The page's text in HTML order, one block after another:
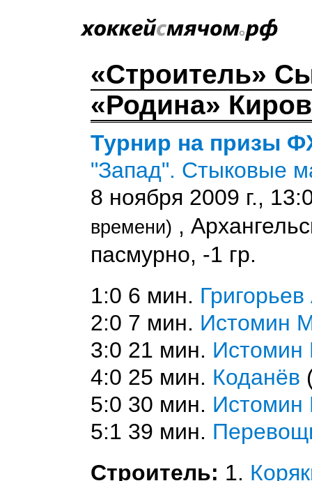
«Строитель»
«Родина»
Турнир на призы
"Запад". Стыковые
8 ноября 2009 г.,
времени) ,
пасмурно, -1 гр.
1:0 6 мин.
2:0 7 мин. Истомин
3:0 21 мин.
4:0 25 мин. Коданёв
5:0 30 мин.
5:1 39 мин.
Строитель: 1.